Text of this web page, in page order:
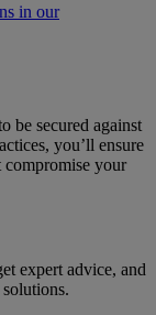
in our
be secured against
you’ll ensure
compromise your
expert advice, and